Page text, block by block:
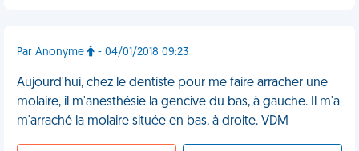
Par Anonyme - 04/01/2018 09:23
Aujourd'hui, chez le dentiste pour me faire arracher une
molaire, il m'anesthésie la gencive du bas, à gauche. Il m'a
m'arraché la molaire située en bas, à droite. VDM